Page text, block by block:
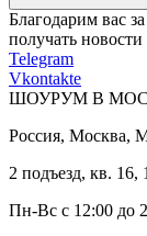
Благодарим вас
получать
Telegram
Vkontakte
ШОУРУМ В
Россия, Москва,
2 подъезд, кв. 16,
Пн-Вс с 12:00 до